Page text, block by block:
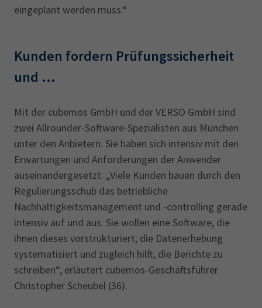
eingeplant werden muss.“
Kunden fordern Prüfungssicherheit
und ...
Mit der cubemos GmbH und der VERSO GmbH sind
zwei Allrounder-Software-Spezialisten aus München
unter den Anbietern. Sie haben sich intensiv mit den
Erwartungen und Anforderungen der Anwender
auseinandergesetzt. „Viele Kunden bauen durch den
Regulierungsschub das betriebliche
Nachhaltigkeitsmanagement und -controlling gerade
intensiv auf und aus. Sie wollen eine Software, die
ihnen dieses vorstrukturiert, die Datenerhebung
systematisiert und zugleich hilft, die Berichte zu
schreiben“, erläutert cubemos-Geschäftsführer
Christopher Scheubel (36).